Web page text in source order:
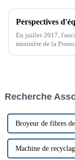
En juillet 2017,
ministère de la
catalogue des
Recherche
Broyeur de fibres
Machine de